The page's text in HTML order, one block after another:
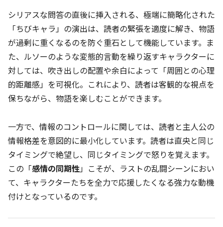
シリアスな問答の直後に挿入される、極端に簡略化された
「ちびキャラ」の演出は、読者の緊張を適度に解き、物語
が過剰に重くなるのを防ぐ重石として機能しています。ま
た、ルソーのような変態的言動を繰り返すキャラクターに
対しては、吹き出しの配置や余白によって「周囲との心理
的距離感」を可視化。これにより、読者は客観的な視点を
保ちながら、物語を楽しむことができます。
一方で、情報のコントロールに関しては、読者と主人公の
情報格差を意図的に最小化しています。読者は直央と同じ
タイミングで絶望し、同じタイミングで怒りを覚えます。
この「感情の同期性」こそが、ラストの乱闘シーンにおい
て、キャラクターたちを全力で応援したくなる強力な動機
付けとなっているのです。